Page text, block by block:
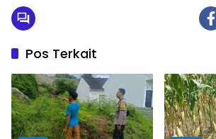
Pos Terkait